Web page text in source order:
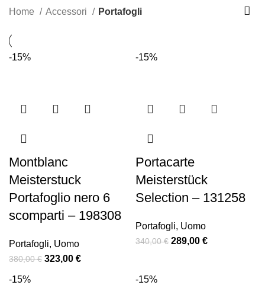
Home Accessori Portafogli
-15%
Montblanc
Meisterstuck
Portafoglio nero 6
scomparti – 198308
Portafogli, Uomo
380,00€ 323,00 €
-15%
Portacarte
Meisterstück
Selection – 131258
Portafogli, Uomo
340,00€ 289,00 €
-15% -15%